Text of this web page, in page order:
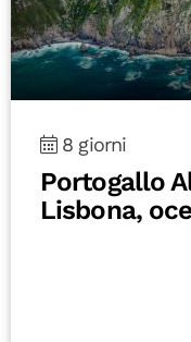
8 giorni
Portogallo
Lisbona,